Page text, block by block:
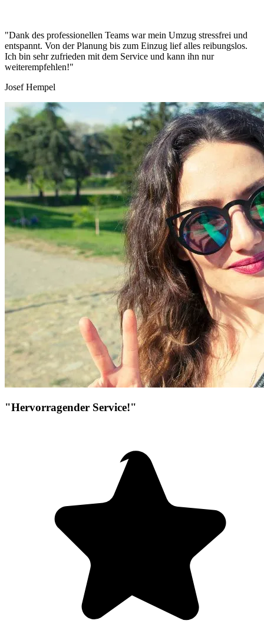
"Dank des professionellen Teams war mein Umzug stressfrei und
entspannt. Von der Planung bis zum Einzug lief alles reibungslos.
Ich bin sehr zufrieden mit dem Service und kann ihn nur
weiterempfehlen!"
Josef Hempel
"Hervorragender Service!"